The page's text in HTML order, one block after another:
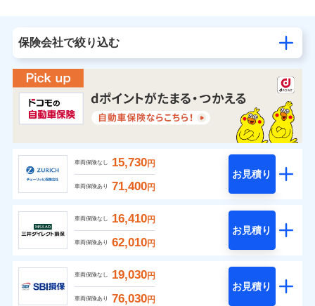
保険会社で絞り込む
車両保険なし 15,730円
車両保険あり 71,400円
お見積り
車両保険なし 16,410円
車両保険あり 62,010円
お見積り
車両保険なし 19,030円
車両保険あり 76,030円
お見積り